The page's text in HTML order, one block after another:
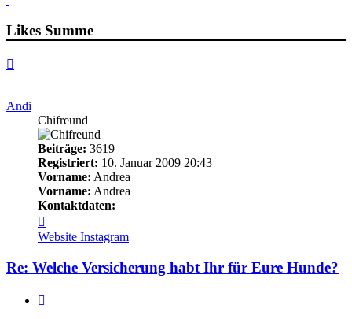
Likes Summe
Andi
Chifreund
Beiträge: 3619
Registriert: 10. Januar 2009 20:43
Vorname: Andrea
Vorname: Andrea
Kontaktdaten:
von
Website Instagram
Re: Welche Versicherung habt Ihr für Eure Hunde?